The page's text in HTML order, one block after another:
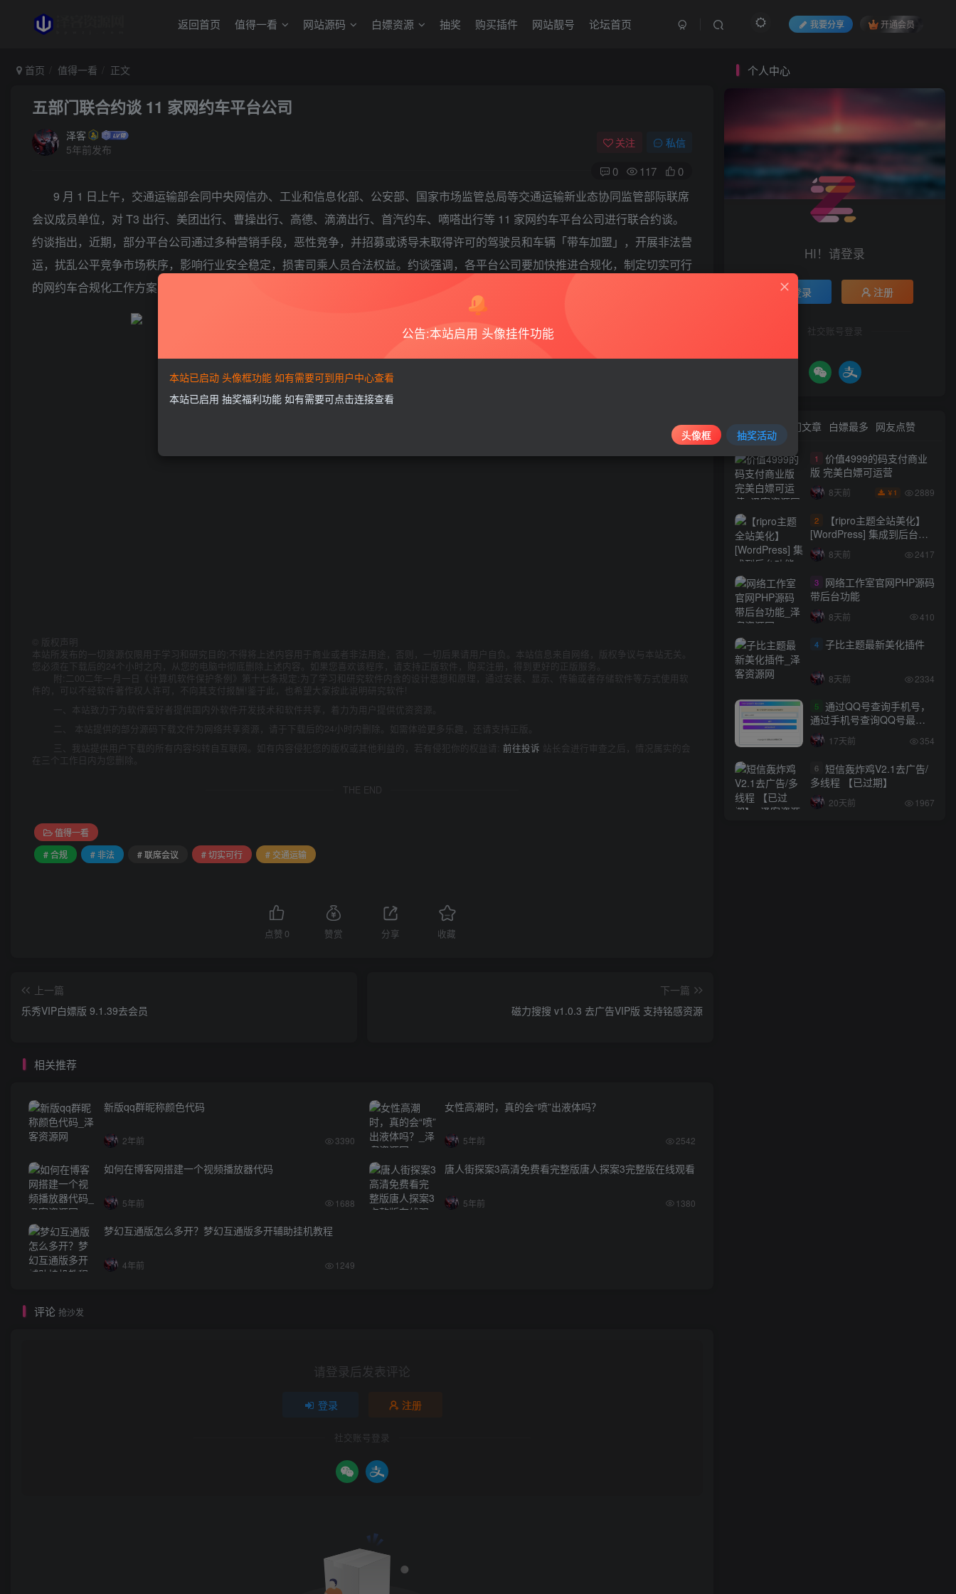
返回首页 值得一看 网站源码 白嫖资源 抽奖 购买插件 网站靓号 论坛首页 我要分享 开通会员
首页 值得一看 正文
五部门联合约谈 11 家网约车平台公司
泽客
5年前发布
关注 私信
0 117 0
9 月 1 日上午，交通运输部会同中央网信办、工业和信息化部、公安部、国家市场监管总局等交通运输新业态协同监管部际联席
会议成员单位，对 T3 出行、美团出行、曹操出行、高德、滴滴出行、首汽约车、嘀嗒出行等 11 家网约车平台公司进行联合约谈。
约谈指出，近期，部分平台公司通过多种营销手段，恶性竞争，并招募或诱导未取得许可的驾驶员和车辆「带车加盟」，开展非法营
运，扰乱公平竞争市场秩序，影响行业安全稳定，损害司乘人员合法权益。约谈强调，各平台公司要加快推进合规化，制定切实可行
的网约车合规化工作方案，明确时间表、目标和工作举措，特别是要提出到今年年底前，车辆、驾驶员合规化工作的具体目标。
版权声明
本站所发布的一切资源仅限用于学习和研究目的;不得将上述内容用于商业或者非法用途，否则，一切后果请用户自负。本站信息来自网络，版权争议与本站无关。
您必须在下载后的24个小时之内，从您的电脑中彻底删除上述内容。如果您喜欢该程序，请支持正版软件，购买注册，得到更好的正版服务。
附:二00二年一月一日《计算机软件保护条例》第十七条规定:为了学习和研究软件内含的设计思想和原理，通过安装、显示、传输或者存储软件等方式使用软
件的，可以不经软件著作权人许可，不向其支付报酬!鉴于此，也希望大家按此说明研究软件!
一、本站致力于为软件爱好者提供国内外软件开发技术和软件共享，着力为用户提供优资资源。
二、 本站提供的部分源码下载文件为网络共享资源，请于下载后的24小时内删除。如需体验更多乐趣，还请支持正版。
三、我站提供用户下载的所有内容均转自互联网。如有内容侵犯您的版权或其他利益的，若有侵犯你的权益请: 前往投诉 站长会进行审查之后，情况属实的会
在三个工作日内为您删除。
THE END
值得一看
# 合规
# 非法 # 联席会议 # 切实可行 # 交通运输
点赞 0 赞赏 分享 收藏
上一篇
乐秀VIP白嫖版 9.1.39去会员
下一篇
磁力搜搜 v1.0.3 去广告VIP版 支持铭感资源
相关推荐
新版qq群昵称颜色代码
2年前 3390
女性高潮时，真的会“喷”出液体吗？
5年前 2542
如何在博客网搭建一个视频播放器代码
5年前 1688
唐人街探案3高清免费看完整版唐人探案3完整版在线观看
5年前 1380
梦幻互通版怎么多开？梦幻互通版多开辅助挂机教程
4年前 1249
评论 抢沙发
请登录后发表评论
登录 注册
社交账号登录
个人中心
HI！请登录
登录 注册
社交账号登录
热门文章 白嫖最多 网友点赞
1
价值4999的码支付商业
版 完美白嫖可运营
8天前 ￥ 1 2889
2
【ripro主题全站美化】
[WordPress] 集成到后台功
能的全站美化包
WordPress…
8天前 2417
3
网络工作室官网PHP源码
带后台功能
8天前 410
4 子比主题最新美化插件
8天前 2334
5 通过QQ号查询手机号，
通过手机号查询QQ号最新
网站源码
17天前 354
6 短信轰炸鸡V2.1去广告/
多线程 【已过期】
20天前 1967
公告:本站启用 头像挂件功能
本站已启动 头像框功能 如有需要可到用户中心查看
本站已启用 抽奖福利功能 如有需要可点击连接查看
头像框 抽奖活动